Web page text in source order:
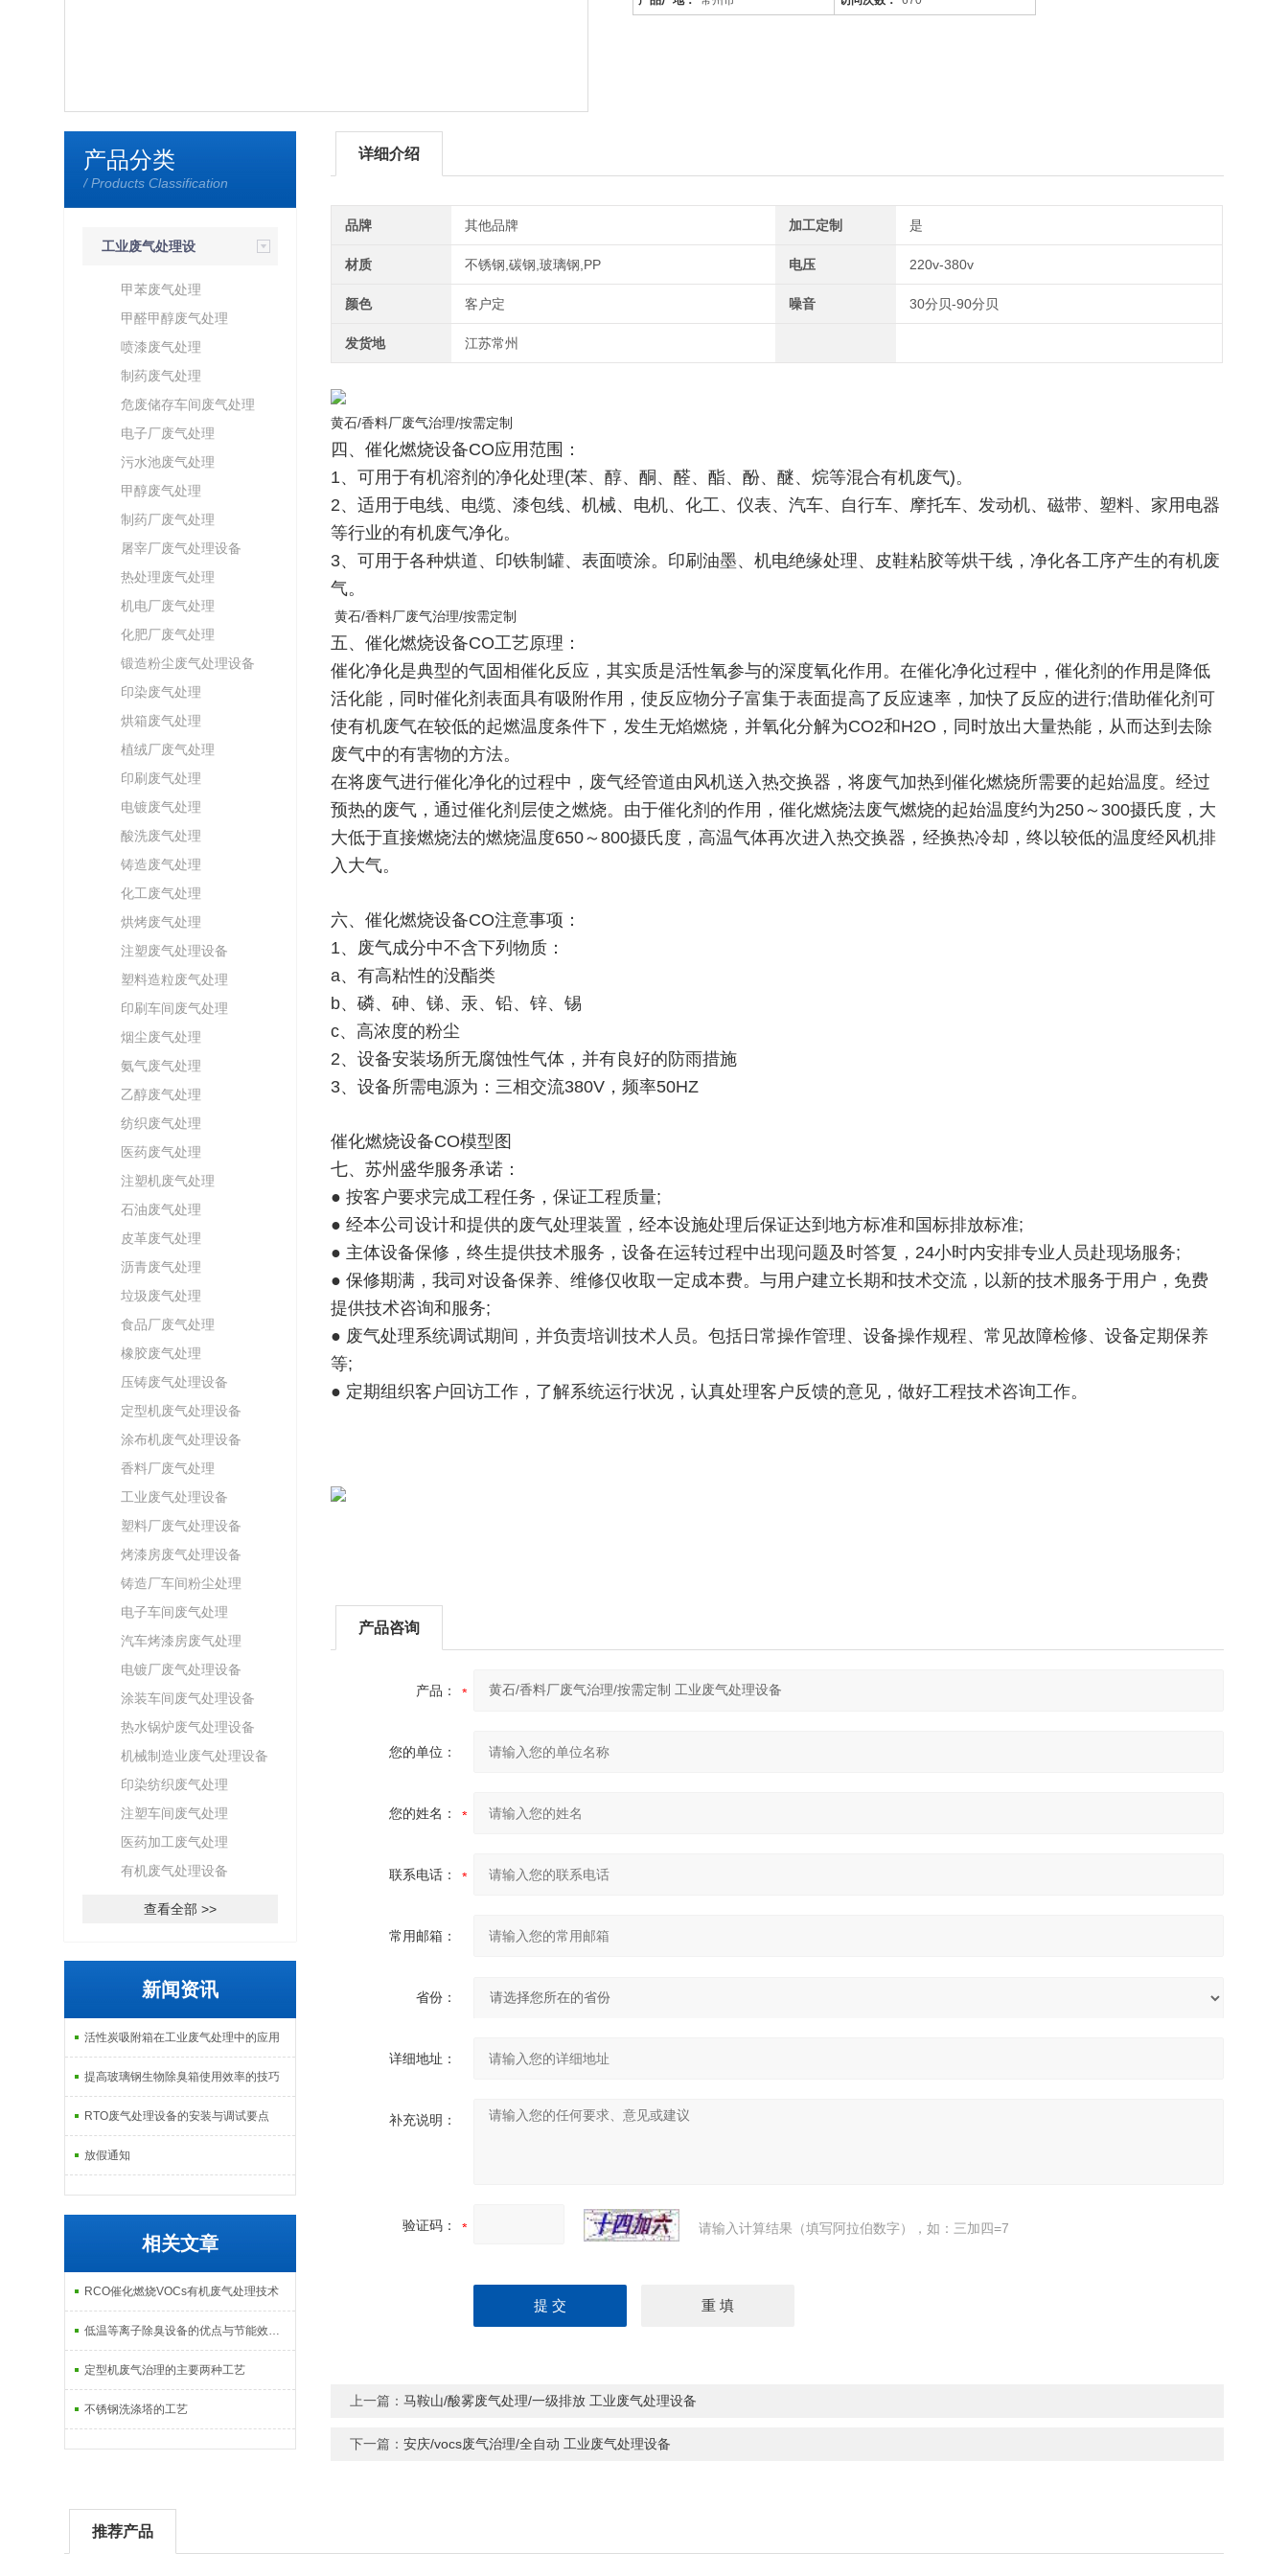
产品分类
/ Products Classification
工业废气处理设
甲苯废气处理
甲醛甲醇废气处理
喷漆废气处理
制药废气处理
危废储存车间废气处理
电子厂废气处理
污水池废气处理
甲醇废气处理
制药厂废气处理
屠宰厂废气处理设备
热处理废气处理
机电厂废气处理
化肥厂废气处理
锻造粉尘废气处理设备
印染废气处理
烘箱废气处理
植绒厂废气处理
印刷废气处理
电镀废气处理
酸洗废气处理
铸造废气处理
化工废气处理
烘烤废气处理
注塑废气处理设备
塑料造粒废气处理
印刷车间废气处理
烟尘废气处理
氨气废气处理
乙醇废气处理
纺织废气处理
医药废气处理
注塑机废气处理
石油废气处理
皮革废气处理
沥青废气处理
垃圾废气处理
食品厂废气处理
橡胶废气处理
压铸废气处理设备
定型机废气处理设备
涂布机废气处理设备
香料厂废气处理
工业废气处理设备
塑料厂废气处理设备
烤漆房废气处理设备
铸造厂车间粉尘处理
电子车间废气处理
汽车烤漆房废气处理
电镀厂废气处理设备
涂装车间废气处理设备
热水锅炉废气处理设备
机械制造业废气处理设备
印染纺织废气处理
注塑车间废气处理
医药加工废气处理
有机废气处理设备
查看全部 >>
新闻资讯
活性炭吸附箱在工业废气处理中的应用
提高玻璃钢生物除臭箱使用效率的技巧
RTO废气处理设备的安装与调试要点
放假通知
相关文章
RCO催化燃烧VOCs有机废气处理技术
低温等离子除臭设备的优点与节能效果分析
定型机废气治理的主要两种工艺
不锈钢洗涤塔的工艺
详细介绍
品牌 其他品牌 加工定制 是
材质 不锈钢,碳钢,玻璃钢,PP 电压 220v-380v
颜色 客户定 噪音 30分贝-90分贝
发货地 江苏常州
黄石/香料厂废气治理/按需定制
四、催化燃烧设备CO应用范围：
1、可用于有机溶剂的净化处理(苯、醇、酮、醛、酯、酚、醚、烷等混合有机废气)。
2、适用于电线、电缆、漆包线、机械、电机、化工、仪表、汽车、自行车、摩托车、发动机、磁带、塑料、家用电器
等行业的有机废气净化。
3、可用于各种烘道、印铁制罐、表面喷涂。印刷油墨、机电绝缘处理、皮鞋粘胶等烘干线，净化各工序产生的有机废
气。
黄石/香料厂废气治理/按需定制
五、催化燃烧设备CO工艺原理：
催化净化是典型的气固相催化反应，其实质是活性氧参与的深度氧化作用。在催化净化过程中，催化剂的作用是降低
活化能，同时催化剂表面具有吸附作用，使反应物分子富集于表面提高了反应速率，加快了反应的进行;借助催化剂可
使有机废气在较低的起燃温度条件下，发生无焰燃烧，并氧化分解为CO2和H2O，同时放出大量热能，从而达到去除
废气中的有害物的方法。
在将废气进行催化净化的过程中，废气经管道由风机送入热交换器，将废气加热到催化燃烧所需要的起始温度。经过
预热的废气，通过催化剂层使之燃烧。由于催化剂的作用，催化燃烧法废气燃烧的起始温度约为250～300摄氏度，大
大低于直接燃烧法的燃烧温度650～800摄氏度，高温气体再次进入热交换器，经换热冷却，终以较低的温度经风机排
入大气。
六、催化燃烧设备CO注意事项：
1、废气成分中不含下列物质：
a、有高粘性的没酯类
b、磷、砷、锑、汞、铅、锌、锡
c、高浓度的粉尘
2、设备安装场所无腐蚀性气体，并有良好的防雨措施
3、设备所需电源为：三相交流380V，频率50HZ
催化燃烧设备CO模型图
七、苏州盛华服务承诺：
● 按客户要求完成工程任务，保证工程质量;
● 经本公司设计和提供的废气处理装置，经本设施处理后保证达到地方标准和国标排放标准;
● 主体设备保修，终生提供技术服务，设备在运转过程中出现问题及时答复，24小时内安排专业人员赴现场服务;
● 保修期满，我司对设备保养、维修仅收取一定成本费。与用户建立长期和技术交流，以新的技术服务于用户，免费
提供技术咨询和服务;
● 废气处理系统调试期间，并负责培训技术人员。包括日常操作管理、设备操作规程、常见故障检修、设备定期保养
等;
● 定期组织客户回访工作，了解系统运行状况，认真处理客户反馈的意见，做好工程技术咨询工作。
产品咨询
产品：
您的单位：
您的姓名：
联系电话：
常用邮箱：
省份：
详细地址：
补充说明：
验证码： 请输入计算结果（填写阿拉伯数字），如：三加四=7
上一篇：马鞍山/酸雾废气处理/一级排放 工业废气处理设备
下一篇：安庆/vocs废气治理/全自动 工业废气处理设备
推荐产品